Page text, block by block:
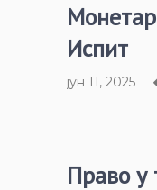
Испит
јун 11, 2025
Право у